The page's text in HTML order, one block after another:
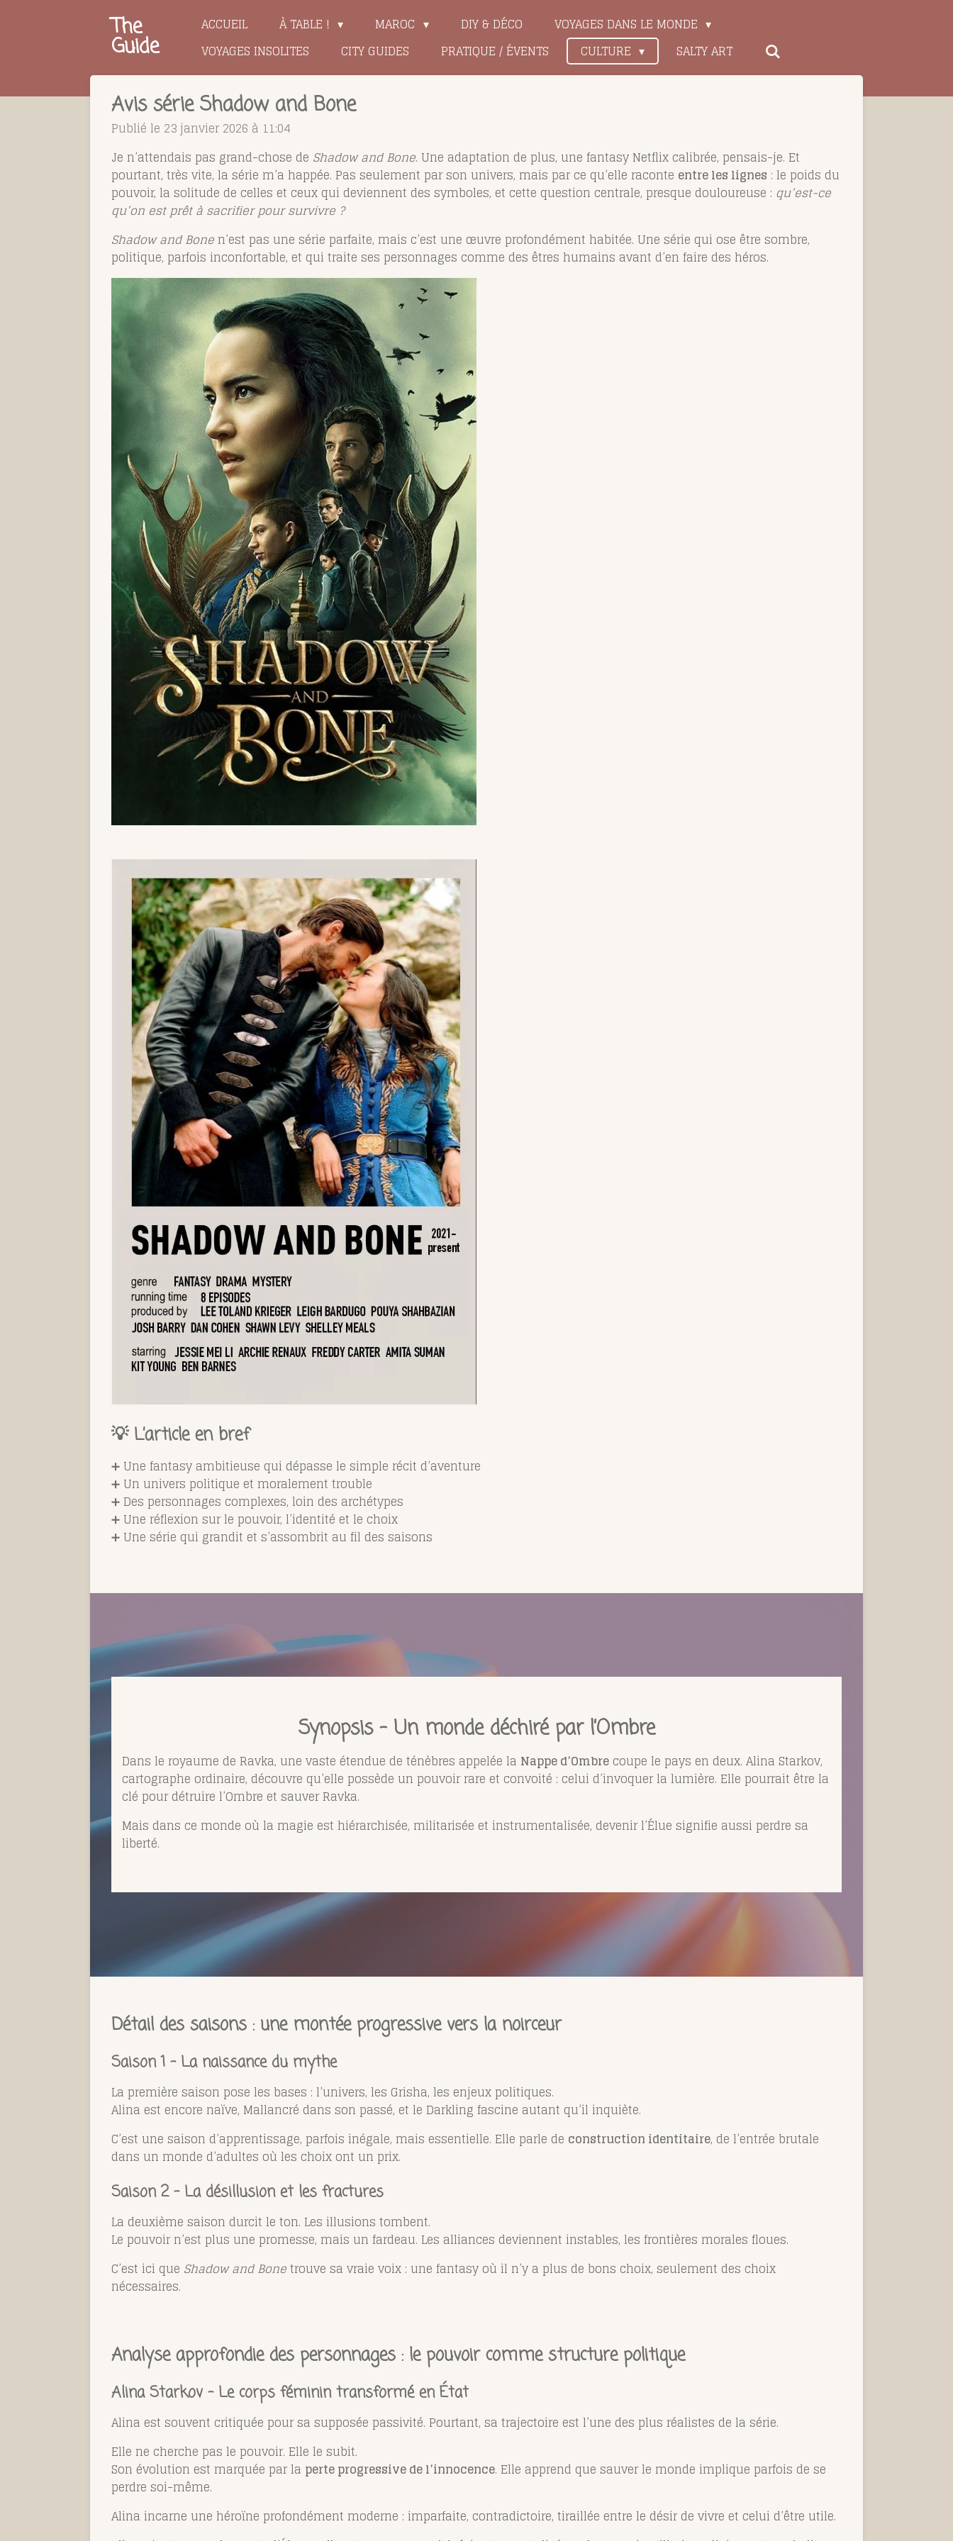
The
Guide
ACCUEIL À TABLE ! MAROC DIY & DÉCO
VOYAGES DANS LE MONDE
VOYAGES INSOLITES
CITY GUIDES PRATIQUE / ÉVENTS CULTURE SALTY ART
Avis série Shadow and Bone
Publié le 23 janvier 2026 à 11:04
Je n’attendais pas grand-chose de Shadow and Bone. Une adaptation de plus, une fantasy Netflix calibrée, pensais-je. Et
pourtant, très vite, la série m’a happée. Pas seulement par son univers, mais par ce qu’elle raconte entre les lignes : le poids du
pouvoir, la solitude de celles et ceux qui deviennent des symboles, et cette question centrale, presque douloureuse : qu’est-ce
qu’on est prêt à sacrifier pour survivre ?
Shadow and Bone n’est pas une série parfaite, mais c’est une œuvre profondément habitée. Une série qui ose être sombre,
politique, parfois inconfortable, et qui traite ses personnages comme des êtres humains avant d’en faire des héros.
💡 L’article en bref
➕ Une fantasy ambitieuse qui dépasse le simple récit d’aventure
➕ Un univers politique et moralement trouble
➕ Des personnages complexes, loin des archétypes
➕ Une réflexion sur le pouvoir, l’identité et le choix
➕ Une série qui grandit et s’assombrit au fil des saisons
Synopsis – Un monde déchiré par l’Ombre
Dans le royaume de Ravka, une vaste étendue de ténèbres appelée la Nappe d’Ombre coupe le pays en deux. Alina Starkov,
cartographe ordinaire, découvre qu’elle possède un pouvoir rare et convoité : celui d’invoquer la lumière. Elle pourrait être la
clé pour détruire l’Ombre et sauver Ravka.
Mais dans ce monde où la magie est hiérarchisée, militarisée et instrumentalisée, devenir l’Élue signifie aussi perdre sa
liberté.
Détail des saisons : une montée progressive vers la noirceur
Saison 1 – La naissance du mythe
La première saison pose les bases : l’univers, les Grisha, les enjeux politiques.
Alina est encore naïve, Mallancré dans son passé, et le Darkling fascine autant qu’il inquiète.
C’est une saison d’apprentissage, parfois inégale, mais essentielle. Elle parle de construction identitaire, de l’entrée brutale
dans un monde d’adultes où les choix ont un prix.
Saison 2 – La désillusion et les fractures
La deuxième saison durcit le ton. Les illusions tombent.
Le pouvoir n’est plus une promesse, mais un fardeau. Les alliances deviennent instables, les frontières morales floues.
C’est ici que Shadow and Bonetrouve sa vraie voix : une fantasy où il n’y a plus de bons choix, seulement des choix
nécessaires.
Analyse approfondie des personnages : le pouvoir comme structure politique
Alina Starkov – Le corps féminin transformé en État
Alina est souvent critiquée pour sa supposée passivité. Pourtant, sa trajectoire est l’une des plus réalistes de la série.
Elle ne cherche pas le pouvoir. Elle le subit.
Son évolution est marquée par la perte progressive de l’innocence. Elle apprend que sauver le monde implique parfois de se
perdre soi-même.
Alina incarne une héroïne profondément moderne : imparfaite, contradictoire, tiraillée entre le désir de vivre et celui d’être utile.